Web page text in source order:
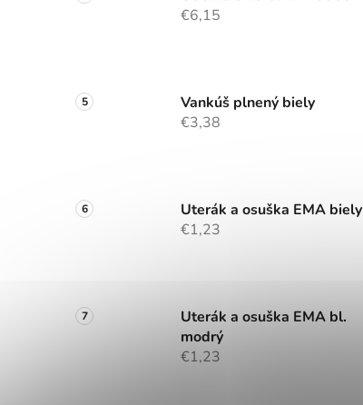
€6,15
Vankúš plnený biely
€3,38
Uterák a osuška EMA biely
€1,23
Uterák a osuška EMA bl.
modrý
€1,23